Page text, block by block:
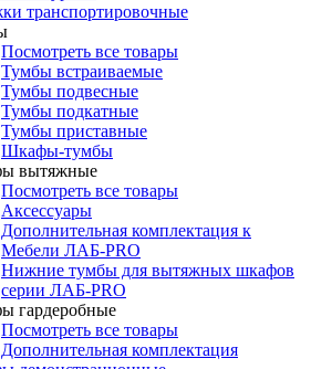
транспортировочные
Посмотреть все товары
Тумбы встраиваемые
Тумбы подвесные
Тумбы подкатные
Тумбы приставные
Шкафы-тумбы
вытяжные
Посмотреть все товары
Аксессуары
Дополнительная комплектация к
Мебели ЛАБ-PRO
Нижние тумбы для вытяжных шкафов
серии ЛАБ-PRO
гардеробные
Посмотреть все товары
Дополнительная комплектация